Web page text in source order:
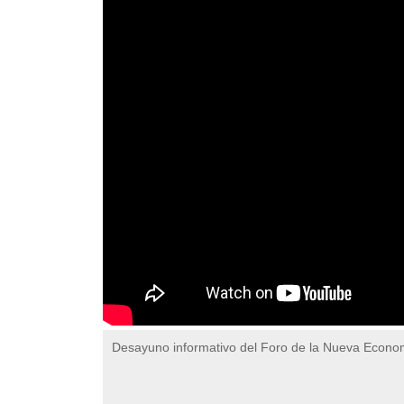
Desayuno informativo del Foro de la Nueva